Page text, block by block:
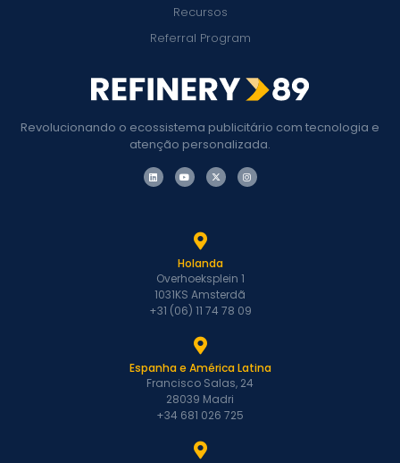
Revolucionando o ecossistema publicitário com tecnologia e
atenção personalizada.
Recursos
Referral Program
Holanda
Overhoeksplein 1
1031KS Amsterdã
+31 (06) 11 74 78 09
Espanha e América Latina
Francisco Salas, 24
28039 Madri
+34 681 026 725